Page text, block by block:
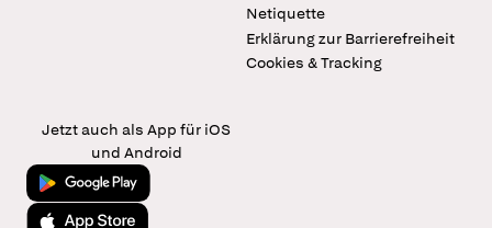
Netiquette
Erklärung zur Barrierefreiheit
Cookies & Tracking
Jetzt auch als App für iOS
und Android
Jetzt bei Google Play
Laden im App Store